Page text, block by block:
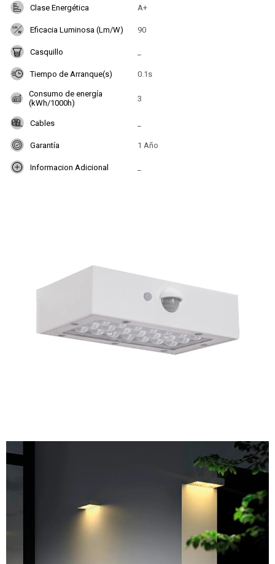
Clase Energética A+
Eficacia Luminosa (Lm/W) 90
Casquillo
Tiempo de Arranque(s) 0.1s
Consumo de energía
(kWh/1000h)
3
Cables
Garantía 1 Año
Informacion Adicional